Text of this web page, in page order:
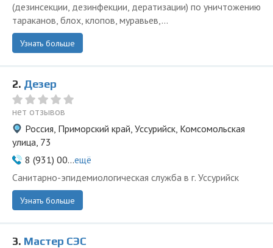
(дезинсекции, дезинфекции, дератизации) по уничтожению
тараканов, блох, клопов, муравьев,...
Узнать больше
2. Дезер
нет отзывов
Россия, Приморский край, Уссурийск, Комсомольская
улица, 73
8 (931) 00...ещё
Санитарно-эпидемиологическая служба в г. Уссурийск
Узнать больше
3. Мастер СЭС